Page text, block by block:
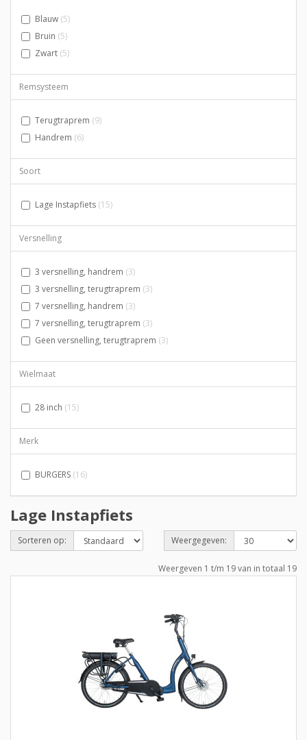
Blauw (5)
Bruin (5)
Zwart (5)
Remsysteem
Terugtraprem (9)
Handrem (6)
Soort
Lage Instapfiets (15)
Versnelling
3 versnelling, handrem (3)
3 versnelling, terugtraprem (3)
7 versnelling, handrem (3)
7 versnelling, terugtraprem (3)
Geen versnelling, terugtraprem (3)
Wielmaat
28 inch (15)
Merk
BURGERS (16)
Lage Instapfiets
Sorteren op: Weergegeven:
Weergeven 1 t/m 19 van in totaal 19